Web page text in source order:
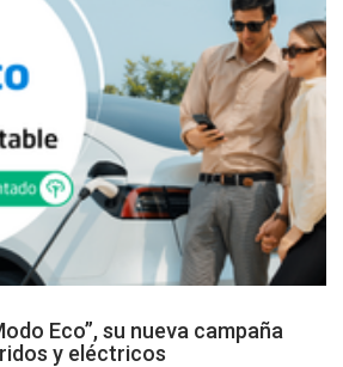
Eco”, su nueva campaña
y eléctricos